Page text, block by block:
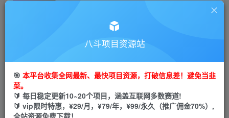
此内容为付费阅读，请付费后查看
会员专属资源
您暂无购买权限，请先开通会员
开通会员
八斗项目资源站
🎯 本平台收集全网最新、最快项目资源，打破信息差！避免当韭
菜。
🔰 每日稳定更新10~20个项目，涵盖互联网多数赛道!
🔰 vip限时特惠，¥29/月，¥79/年，¥99/永久（推广佣金70%）,
全站资源免费下载！